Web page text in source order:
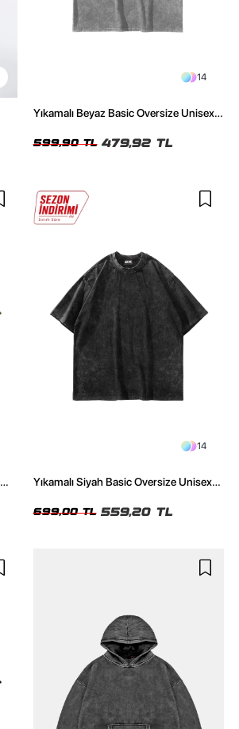
14
Yıkamalı Beyaz Basic Oversize Unisex
599,90 TL 479,92 TL
14
Yıkamalı Siyah Basic Oversize Unisex
699,00 TL 559,20 TL